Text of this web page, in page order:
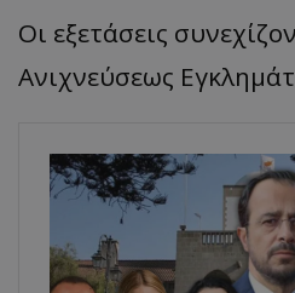
Οι εξετάσεις
Ανιχνεύσεως